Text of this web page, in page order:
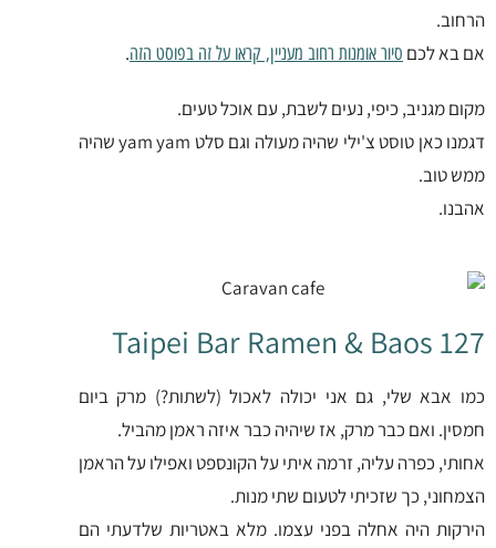
הרחוב.
אם בא לכם סיור אומנות רחוב מעניין, קראו על זה בפוסט הזה.
מקום מגניב, כיפי, נעים לשבת, עם אוכל טעים.
דגמנו כאן טוסט צ'ילי שהיה מעולה וגם סלט yam yam שהיה
ממש טוב.
אהבנו.
127 Taipei Bar Ramen & Baos
כמו אבא שלי, גם אני יכולה לאכול (לשתות?) מרק ביום
חמסין. ואם כבר מרק, אז שיהיה כבר איזה ראמן מהביל.
אחותי, כפרה עליה, זרמה איתי על הקונספט ואפילו על הראמן
הצמחוני, כך שזכיתי לטעום שתי מנות.
הירקות היה אחלה בפני עצמו. מלא באטריות שלדעתי הם